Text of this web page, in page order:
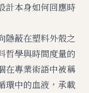
計本身如何回應時
隱蔽在塑料外殼之
哲學與時間度量的
在專業術語中被稱
環中的血液，承載